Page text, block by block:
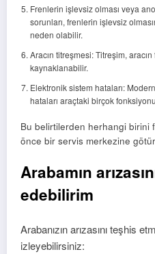
Frenlerin işlevsiz olması veya
sorunları, frenlerin işlevsiz
neden olabilir.
Aracın titreşmesi: Titreşim,
kaynaklanabilir.
Elektronik sistem hataları:
hataları araçtaki birçok
Bu belirtilerden herhangi birini
önce bir servis merkezine
Arabamın
edebilirim
Arabanızın arızasını teşhis
izleyebilirsiniz: